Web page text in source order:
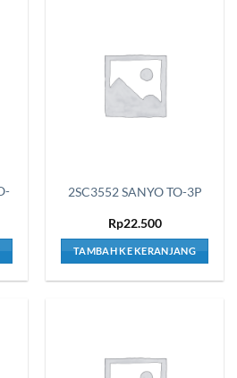
2SC3552 SANYO TO-3P
Rp22.500
TAMBAH KE KERANJANG